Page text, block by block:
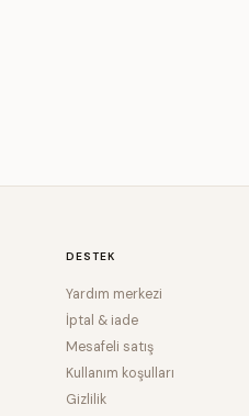
DESTEK
Yardım merkezi
İptal & iade
Mesafeli satış
Kullanım koşulları
Gizlilik